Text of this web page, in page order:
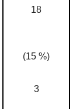
18
(15 %)
3